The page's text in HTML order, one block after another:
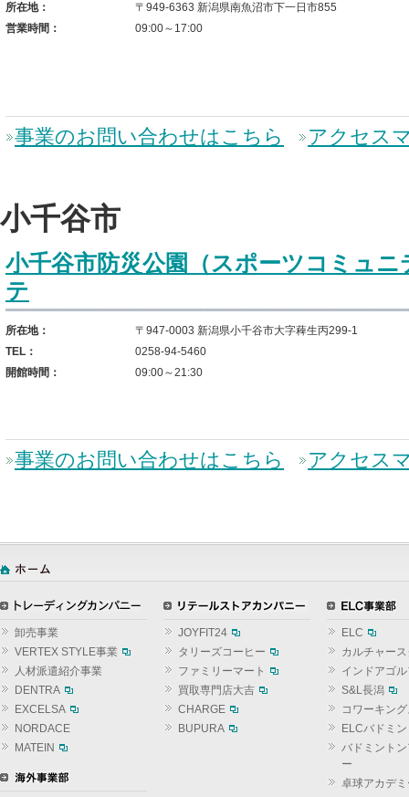
所在地：
〒949-6363 新潟県南魚沼市下一日市855
営業時間：
09:00～17:00
事業のお問い合わせはこちら アクセス
小千谷市
小千谷市防災公園（スポーツコミュ
テ
所在地：
〒947-0003 新潟県小千谷市大字薭生丙299-1
TEL：
0258-94-5460
開館時間：
09:00～21:30
事業のお問い合わせはこちら アクセス
卸売事業
VERTEX STYLE事業
人材派遣紹介事業
DENTRA
EXCELSA
NORDACE
MATEIN
JOYFIT24
タリーズコーヒー
ファミリーマート
買取専門店大吉
CHARGE
BUPURA
ELC
カルチャー
インドアゴ
S&L長潟
コワーキン
ELCバドミ
バドミント
ー
卓球アカデ